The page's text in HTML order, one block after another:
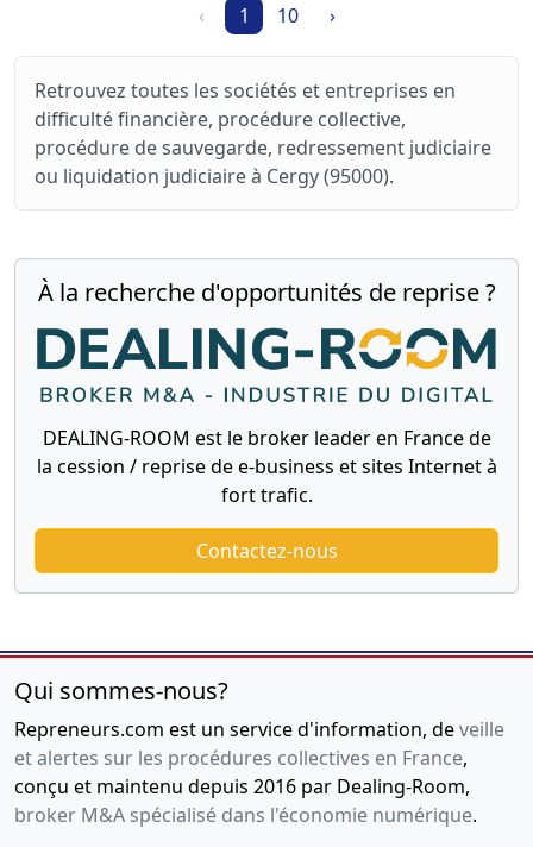
‹ 1 10 ›
Retrouvez toutes les sociétés et entreprises en
difficulté financière, procédure collective,
procédure de sauvegarde, redressement judiciaire
ou liquidation judiciaire à Cergy (95000).
À la recherche d'opportunités de reprise ?
DEALING-ROOM est le broker leader en France de
la cession / reprise de e-business et sites Internet à
fort trafic.
Contactez-nous
Qui sommes-nous?
Repreneurs.com est un service d'information, deveille
et alertes sur les procédures collectives en France,
conçu et maintenu depuis 2016 par Dealing-Room,
broker M&A spécialisé dans l'économie numérique.